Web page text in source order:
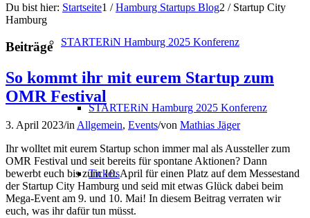
STARTERiN Hamburg 2025 Konferenz
STARTERiN Hamburg 2025 Konferenz
Tickets
Du bist hier: Startseite1 / Hamburg Startups Blog2 / Startup City
Hamburg
Beiträge
So kommt ihr mit eurem Startup zum
OMR Festival
3. April 2023/inAllgemein, Events/von Mathias Jäger
Ihr wolltet mit eurem Startup schon immer mal als Aussteller zum
OMR Festival und seit bereits für spontane Aktionen? Dann
bewerbt euch bis zum 10. April für einen Platz auf dem Messestand
der Startup City Hamburg und seid mit etwas Glück dabei beim
Mega-Event am 9. und 10. Mai! In diesem Beitrag verraten wir
euch, was ihr dafür tun müsst.